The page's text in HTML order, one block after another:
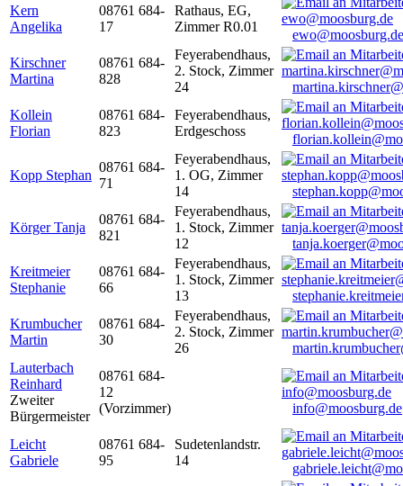
Kern
Angelika
08761 684-
17
Rathaus, EG,
Zimmer R0.01
ewo@moosburg.de
Kirschner
Martina
08761 684-
828
Feyerabendhaus,
2. Stock, Zimmer
24
Kollein
Florian
08761 684-
823
Feyerabendhaus,
Erdgeschoss
Kopp Stephan
08761 684-
71
Feyerabendhaus,
1. OG, Zimmer
14
Körger Tanja
08761 684-
821
Feyerabendhaus,
1. Stock, Zimmer
12
Kreitmeier
Stephanie
08761 684-
66
Feyerabendhaus,
1. Stock, Zimmer
13
Krumbucher
Martin
08761 684-
30
Feyerabendhaus,
2. Stock, Zimmer
26
Lauterbach
Reinhard
Zweiter
Bürgermeister
08761 684-
12
(Vorzimmer)
info@moosburg.de
Leicht
Gabriele
08761 684-
95
Sudetenlandstr.
14